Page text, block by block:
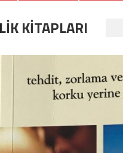
KITAPLARI